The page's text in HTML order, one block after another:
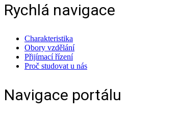
Rychlá navigace
Charakteristika
Obory vzdělání
Přijímací řízení
Proč studovat u nás
Navigace portálu